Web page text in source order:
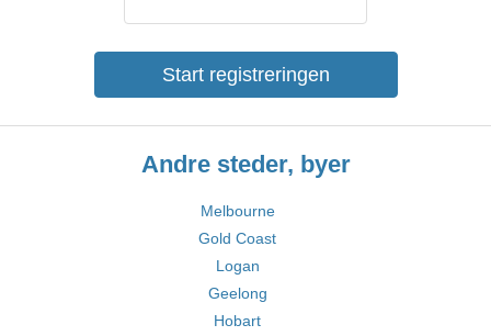
Start registreringen
Andre steder, byer
Melbourne
Gold Coast
Logan
Geelong
Hobart